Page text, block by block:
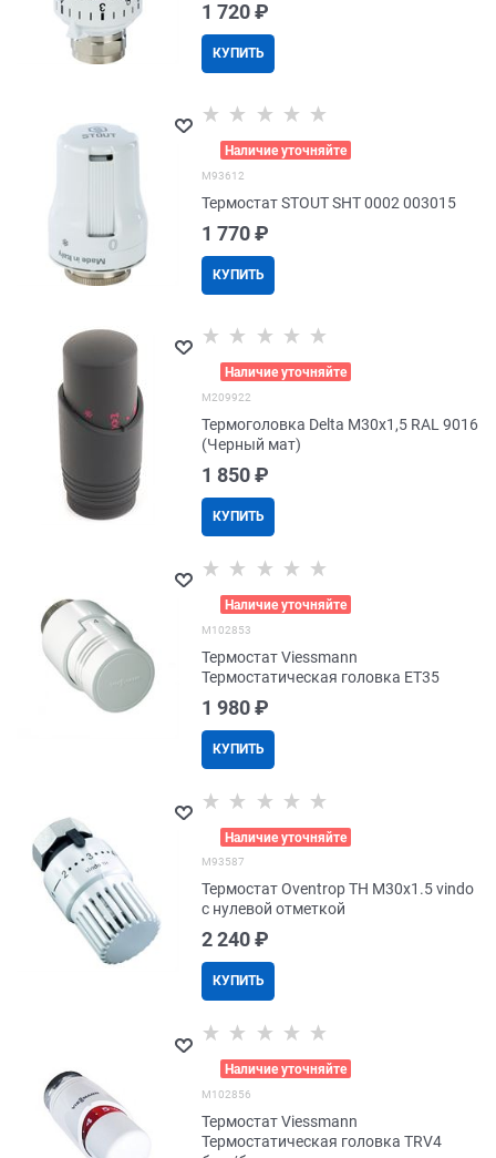
1 720 ₽
КУПИТЬ
Наличие уточняйте
M93612
Термостат STOUT SHT 0002 003015
1 770 ₽
КУПИТЬ
Наличие уточняйте
M209922
Термоголовка Delta M30x1,5 RAL 9016
(Черный мат)
1 850 ₽
КУПИТЬ
Наличие уточняйте
M102853
Термостат Viessmann
Термостатическая головка ЕТ35
1 980 ₽
КУПИТЬ
Наличие уточняйте
M93587
Термостат Oventrop TH M30x1.5 vindo
с нулевой отметкой
2 240 ₽
КУПИТЬ
Наличие уточняйте
M102856
Термостат Viessmann
Термостатическая головка TRV4